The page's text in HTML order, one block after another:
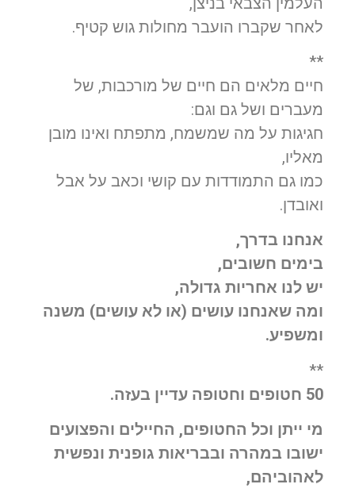
לאחר שקברו הועבר מחולות גוש קטיף.
**
חיים מלאים הם חיים של מורכבות, של
מעברים ושל גם וגם:
חגיגות על מה שמשמח, מתפתח ואינו מובן
מאליו,
כמו גם התמודדות עם קושי וכאב על אבל
ואובדן.
אנחנו בדרך,
בימים חשובים,
יש לנו אחריות גדולה,
ומה שאנחנו עושים (או לא עושים) משנה
ומשפיע.
**
50 חטופים וחטופה עדיין בעזה.
מי ייתן וכל החטופים, החיילים והפצועים
ישובו במהרה ובבריאות גופנית ונפשית
לאהוביהם,